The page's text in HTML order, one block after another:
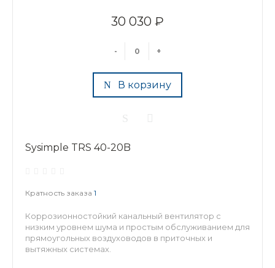
30 030 ₽
- +
В корзину
Sysimple TRS 40-20B
Кратность заказа 1
Коррозионностойкий канальный вентилятор с
низким уровнем шума и простым обслуживанием для
прямоугольных воздуховодов в приточных и
вытяжных системах.